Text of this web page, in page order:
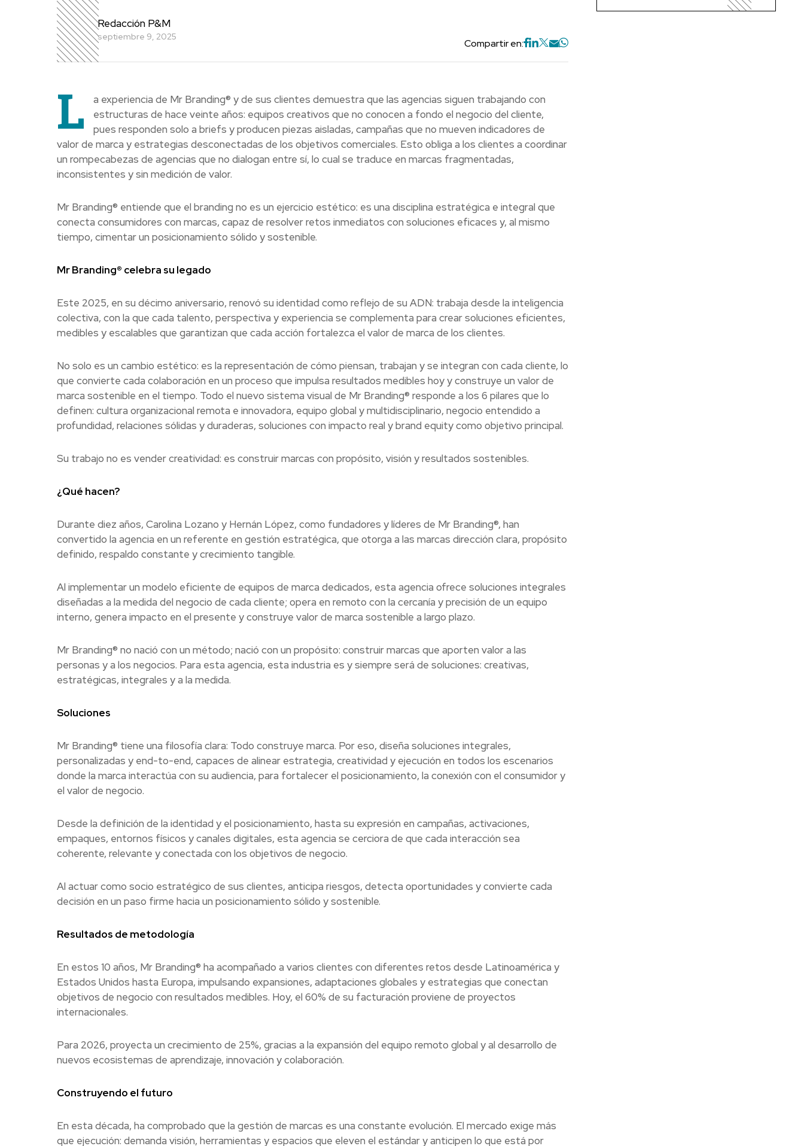
Redacción P&M
septiembre 9, 2025
Compartir en:
L
a experiencia de Mr Branding® y de sus clientes demuestra que las agencias siguen trabajando con
estructuras de hace veinte años: equipos creativos que no conocen a fondo el negocio del cliente,
pues responden solo a briefs y producen piezas aisladas, campañas que no mueven indicadores de
valor de marca y estrategias desconectadas de los objetivos comerciales. Esto obliga a los clientes a coordinar
un rompecabezas de agencias que no dialogan entre sí, lo cual se traduce en marcas fragmentadas,
inconsistentes y sin medición de valor.
Mr Branding® entiende que el branding no es un ejercicio estético: es una disciplina estratégica e integral que
conecta consumidores con marcas, capaz de resolver retos inmediatos con soluciones eficaces y, al mismo
tiempo, cimentar un posicionamiento sólido y sostenible.
Mr Branding® celebra su legado
Este 2025, en su décimo aniversario, renovó su identidad como reflejo de su ADN: trabaja desde la inteligencia
colectiva, con la que cada talento, perspectiva y experiencia se complementa para crear soluciones eficientes,
medibles y escalables que garantizan que cada acción fortalezca el valor de marca de los clientes.
No solo es un cambio estético: es la representación de cómo piensan, trabajan y se integran con cada cliente, lo
que convierte cada colaboración en un proceso que impulsa resultados medibles hoy y construye un valor de
marca sostenible en el tiempo. Todo el nuevo sistema visual de Mr Branding® responde a los 6 pilares que lo
definen: cultura organizacional remota e innovadora, equipo global y multidisciplinario, negocio entendido a
profundidad, relaciones sólidas y duraderas, soluciones con impacto real y brand equity como objetivo principal.
Su trabajo no es vender creatividad: es construir marcas con propósito, visión y resultados sostenibles.
¿Qué hacen?
Durante diez años, Carolina Lozano y Hernán López, como fundadores y líderes de Mr Branding®, han
convertido la agencia en un referente en gestión estratégica, que otorga a las marcas dirección clara, propósito
definido, respaldo constante y crecimiento tangible.
Al implementar un modelo eficiente de equipos de marca dedicados, esta agencia ofrece soluciones integrales
diseñadas a la medida del negocio de cada cliente; opera en remoto con la cercanía y precisión de un equipo
interno, genera impacto en el presente y construye valor de marca sostenible a largo plazo.
Mr Branding® no nació con un método; nació con un propósito: construir marcas que aporten valor a las
personas y a los negocios. Para esta agencia, esta industria es y siempre será de soluciones: creativas,
estratégicas, integrales y a la medida.
Soluciones
Mr Branding® tiene una filosofía clara: Todo construye marca. Por eso, diseña soluciones integrales,
personalizadas y end-to-end, capaces de alinear estrategia, creatividad y ejecución en todos los escenarios
donde la marca interactúa con su audiencia, para fortalecer el posicionamiento, la conexión con el consumidor y
el valor de negocio.
Desde la definición de la identidad y el posicionamiento, hasta su expresión en campañas, activaciones,
empaques, entornos físicos y canales digitales, esta agencia se cerciora de que cada interacción sea
coherente, relevante y conectada con los objetivos de negocio.
Al actuar como socio estratégico de sus clientes, anticipa riesgos, detecta oportunidades y convierte cada
decisión en un paso firme hacia un posicionamiento sólido y sostenible.
Resultados de metodología
En estos 10 años, Mr Branding® ha acompañado a varios clientes con diferentes retos desde Latinoamérica y
Estados Unidos hasta Europa, impulsando expansiones, adaptaciones globales y estrategias que conectan
objetivos de negocio con resultados medibles. Hoy, el 60% de su facturación proviene de proyectos
internacionales.
Para 2026, proyecta un crecimiento de 25%, gracias a la expansión del equipo remoto global y al desarrollo de
nuevos ecosistemas de aprendizaje, innovación y colaboración.
Construyendo el futuro
En esta década, ha comprobado que la gestión de marcas es una constante evolución. El mercado exige más
que ejecución: demanda visión, herramientas y espacios que eleven el estándar y anticipen lo que está por